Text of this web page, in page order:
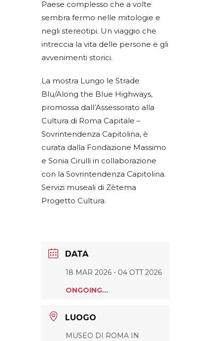
Paese complesso che a volte
sembra fermo nelle mitologie e
negli stereotipi. Un viaggio che
intreccia la vita delle persone e gli
avvenimenti storici.
La mostra Lungo le Strade
Blu/Along the Blue Highways,
promossa dall’Assessorato alla
Cultura di Roma Capitale –
Sovrintendenza Capitolina, è
curata dalla Fondazione Massimo
e Sonia Cirulli in collaborazione
con la Sovrintendenza Capitolina.
Servizi museali di Zètema
Progetto Cultura.
DATA
18 MAR 2026 - 04 OTT 2026
ONGOING...
LUOGO
MUSEO DI ROMA IN